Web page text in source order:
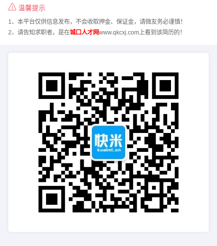
温馨提示
1、本平台仅供信息发布，不会收取押金、保证金，请微友务必谨慎！
2、请告知求职者，是在城口人才网www.qkcxj.com上看到该简历的！